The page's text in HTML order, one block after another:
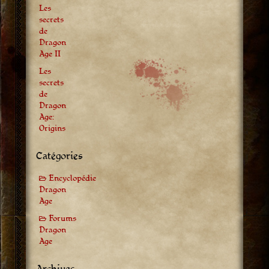
Les
secrets
de
Dragon
Age II
Les
secrets
de
Dragon
Age:
Origins
Catégories
Encyclopédie
Dragon
Age
Forums
Dragon
Age